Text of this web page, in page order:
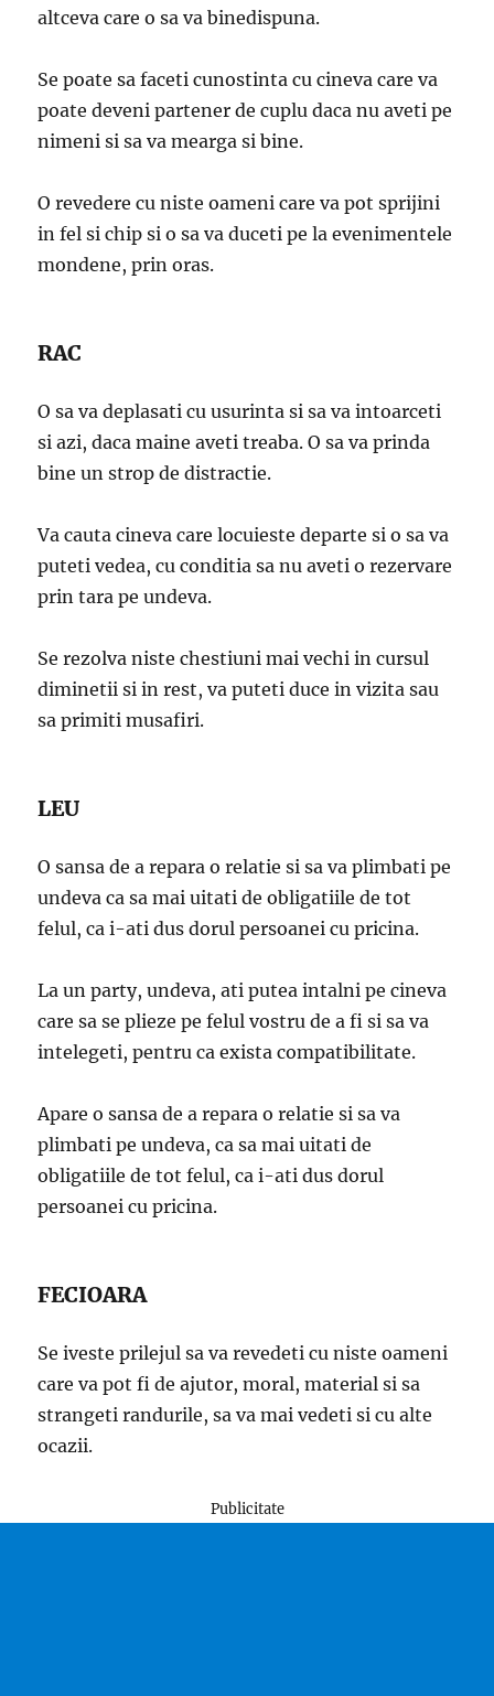
altceva care o sa va binedispuna.
Se poate sa faceti cunostinta cu cineva care va
poate deveni partener de cuplu daca nu aveti pe
nimeni si sa va mearga si bine.
O revedere cu niste oameni care va pot sprijini
in fel si chip si o sa va duceti pe la evenimentele
mondene, prin oras.
RAC
O sa va deplasati cu usurinta si sa va intoarceti
si azi, daca maine aveti treaba. O sa va prinda
bine un strop de distractie.
Va cauta cineva care locuieste departe si o sa va
puteti vedea, cu conditia sa nu aveti o rezervare
prin tara pe undeva.
Se rezolva niste chestiuni mai vechi in cursul
diminetii si in rest, va puteti duce in vizita sau
sa primiti musafiri.
LEU
O sansa de a repara o relatie si sa va plimbati pe
undeva ca sa mai uitati de obligatiile de tot
felul, ca i-ati dus dorul persoanei cu pricina.
La un party, undeva, ati putea intalni pe cineva
care sa se plieze pe felul vostru de a fi si sa va
intelegeti, pentru ca exista compatibilitate.
Apare o sansa de a repara o relatie si sa va
plimbati pe undeva, ca sa mai uitati de
obligatiile de tot felul, ca i-ati dus dorul
persoanei cu pricina.
FECIOARA
Se iveste prilejul sa va revedeti cu niste oameni
care va pot fi de ajutor, moral, material si sa
strangeti randurile, sa va mai vedeti si cu alte
ocazii.
Publicitate